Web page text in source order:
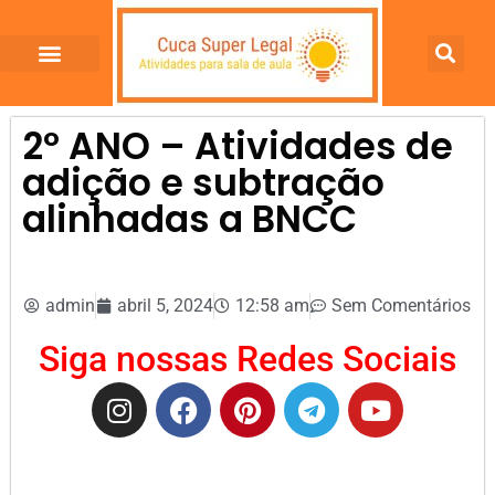
2º ANO – Atividades de
adição e subtração
alinhadas a BNCC
admin abril 5, 2024 12:58 am Sem Comentários
Siga nossas Redes Sociais